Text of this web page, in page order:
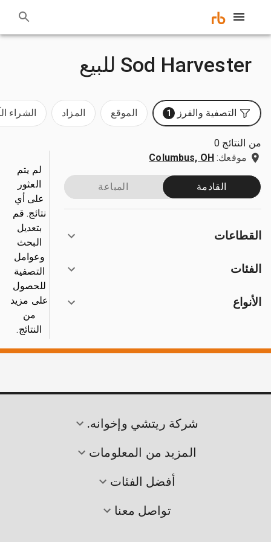
Sod Harvester للبيع
التصفية والفرز 1 الموقع المزاد الشراء
من النتائج 0
موقعك: Columbus, OH
القادمة المباعة
القطاعات
الفئات
الأنواع
لم يتم
العثور
على أي
نتائج. قم
بتعديل
البحث
وعوامل
التصفية
للحصول
على مزيد
من
النتائج.
شركة ريتشي وإخوانه.
المزيد من المعلومات
أفضل الفئات
تواصل معنا